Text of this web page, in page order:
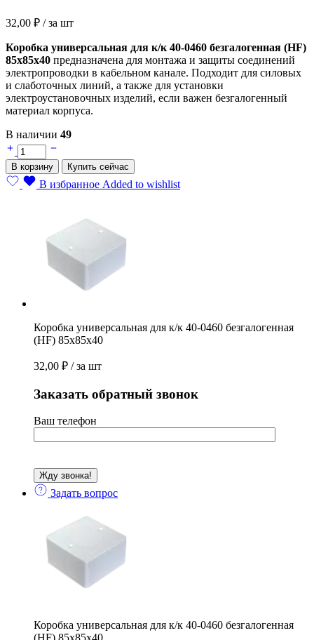
32,00 ₽ / за шт
Коробка универсальная для к/к 40-0460 безгалогенная (HF)
85х85х40 предназначена для монтажа и защиты соединений
электропроводки в кабельном канале. Подходит для силовых
и слаботочных линий, а также для установки
электроустановочных изделий, если важен безгалогенный
материал корпуса.
В наличии 49
Коробка
универсальная
для
к/
безгалогенная
В корзину Купить сейчас
В избранное Added to wishlist
Коробка универсальная для к/к 40-0460 безгалогенная
(HF) 85х85х40
32,00 ₽ / за шт
Заказать обратный звонок
Ваш телефон
Задать вопрос
Коробка универсальная для к/к 40-0460 безгалогенная